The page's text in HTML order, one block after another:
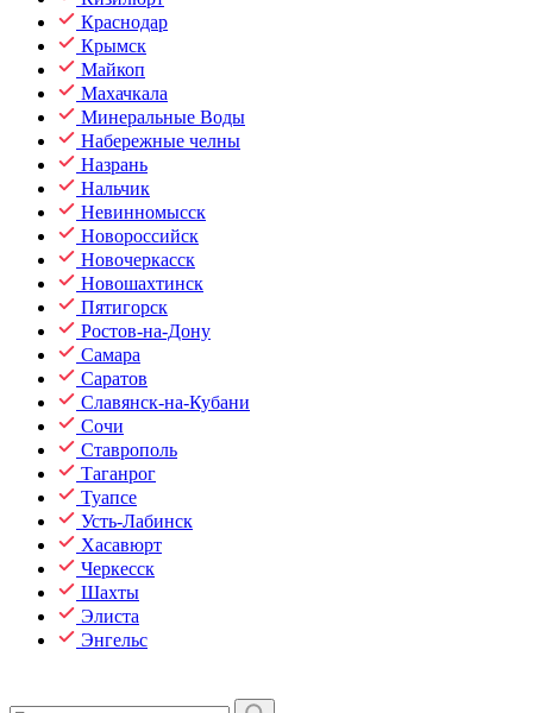
Краснодар
Крымск
Майкоп
Махачкала
Минеральные Воды
Набережные челны
Назрань
Нальчик
Невинномысск
Новороссийск
Новочеркасск
Новошахтинск
Пятигорск
Ростов-на-Дону
Самара
Саратов
Славянск-на-Кубани
Сочи
Ставрополь
Таганрог
Туапсе
Усть-Лабинск
Хасавюрт
Черкесск
Шахты
Элиста
Энгельс